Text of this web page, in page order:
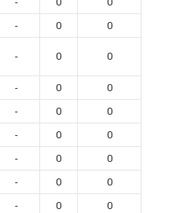
- 0 0
- 0 0
- 0
0
- 0
0
- 0
0
- 0
0
- 0
0
- 0
0